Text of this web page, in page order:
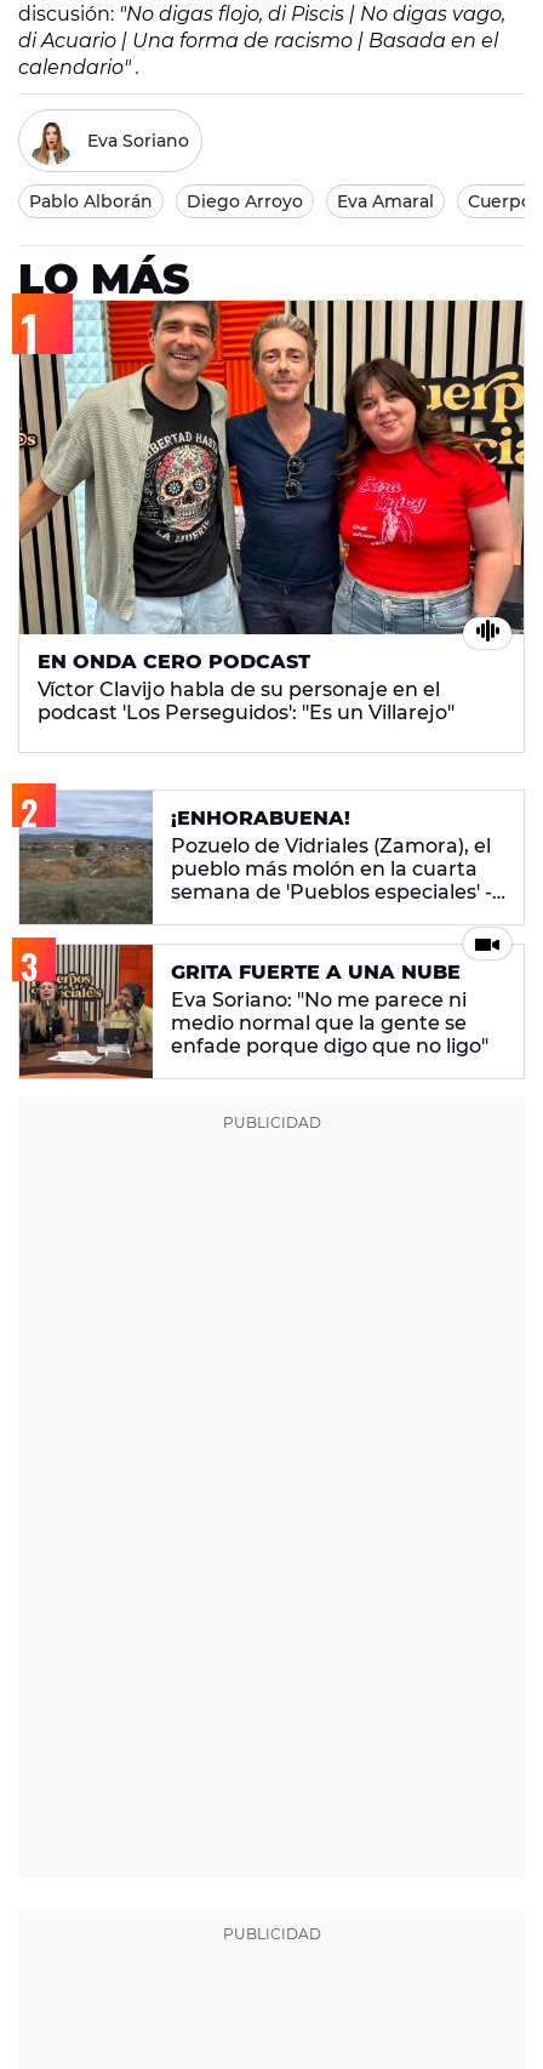
discusión: "No digas flojo, di Piscis | No digas vago,
di Acuario | Una forma de racismo | Basada en el
calendario" .
Eva Soriano
Pablo Alborán Diego Arroyo Eva Amaral
LO MÁS
EN ONDA CERO PODCAST
Víctor Clavijo habla de su personaje en el
podcast 'Los Perseguidos': "Es un Villarejo"
¡ENHORABUENA!
Pozuelo de Vidriales (Zamora), el
pueblo más molón en la cuarta
semana de 'Pueblos especiales' -
GRITA FUERTE A UNA NUBE
Eva Soriano: "No me parece ni
medio normal que la gente se
enfade porque digo que no ligo"